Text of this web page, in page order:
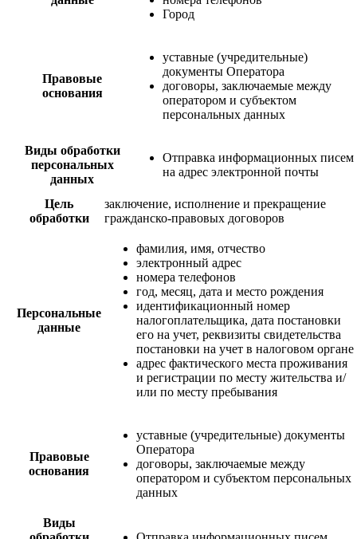
Город
Правовые
основания
уставные (учредительные)
документы Оператора
договоры, заключаемые между
оператором и субъектом
персональных данных
Виды обработки
персональных
данных
Отправка информационных писем
на адрес электронной почты
Цель
обработки
заключение, исполнение и прекращение
гражданско-правовых договоров
Персональные
данные
фамилия, имя, отчество
электронный адрес
номера телефонов
год, месяц, дата и место рождения
идентификационный номер
налогоплательщика, дата постановки
его на учет, реквизиты свидетельства
постановки на учет в налоговом органе
адрес фактического места проживания
и регистрации по месту жительства и/
или по месту пребывания
Правовые
основания
уставные (учредительные) документы
Оператора
договоры, заключаемые между
оператором и субъектом персональных
данных
Виды